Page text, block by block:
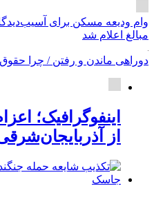
وام ودیعه مسکن برای
مبالغ اعلام شد
دوراهی ماندن و رفتن / چرا
از